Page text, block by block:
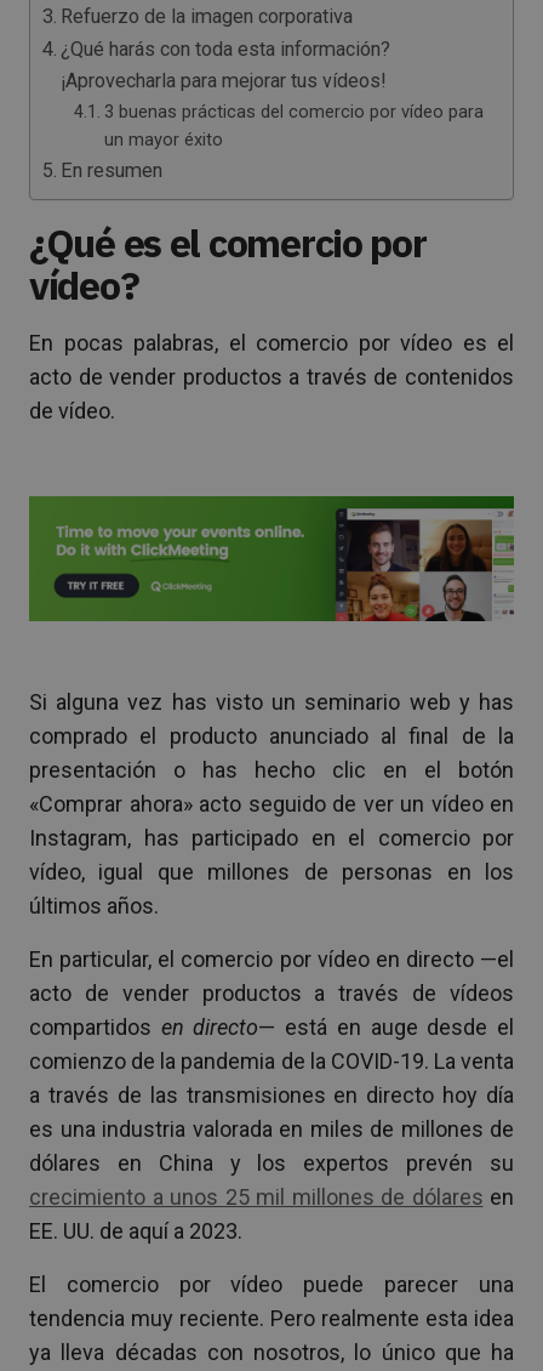
Refuerzo de la imagen corporativa
¿Qué harás con toda esta información?
¡Aprovecharla para mejorar tus vídeos!
3 buenas prácticas del comercio por vídeo para
un mayor éxito
En resumen
¿Qué es el comercio por
vídeo?
En pocas palabras, el comercio por vídeo es el
acto de vender productos a través de contenidos
de vídeo.
Si alguna vez has visto un seminario web y has
comprado el producto anunciado al final de la
presentación o has hecho clic en el botón
«Comprar ahora» acto seguido de ver un vídeo en
Instagram, has participado en el comercio por
vídeo, igual que millones de personas en los
últimos años.
En particular, el comercio por vídeo en directo —el
acto de vender productos a través de vídeos
compartidos en directo— está en auge desde el
comienzo de la pandemia de la COVID-19. La venta
a través de las transmisiones en directo hoy día
es una industria valorada en miles de millones de
dólares en China y los expertos prevén su
crecimiento a unos 25 mil millones de dólares en
EE. UU. de aquí a 2023.
El comercio por vídeo puede parecer una
tendencia muy reciente. Pero realmente esta idea
ya lleva décadas con nosotros, lo único que ha